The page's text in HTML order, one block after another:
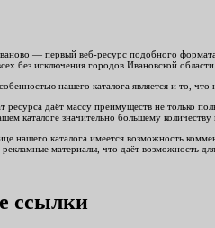
— первый веб-ресурс подобного
без исключения городов Ивановской области.
нашего каталога является и то,
даёт массу преимуществ не только
каталоге значительно большему
нашего каталога имеется возможность
материалы, что даёт возможность
ссылки